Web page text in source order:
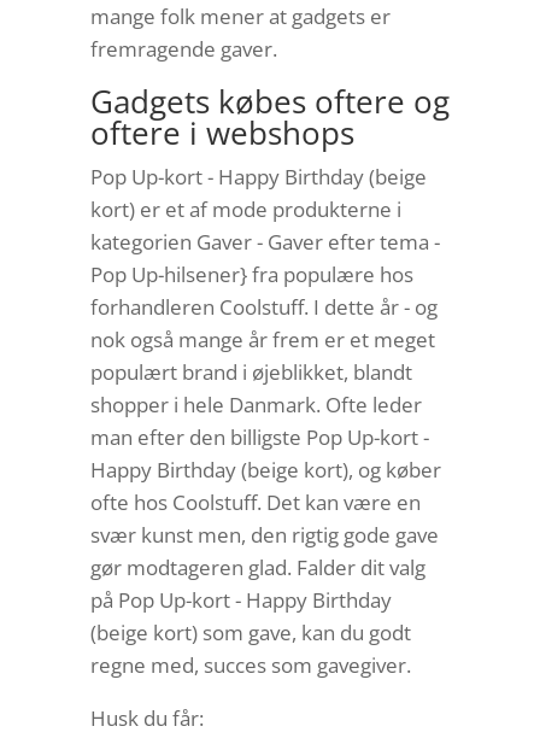
mange folk mener at gadgets er
fremragende gaver.
Gadgets købes oftere og
oftere i webshops
Pop Up-kort - Happy Birthday (beige
kort) er et af mode produkterne i
kategorien Gaver - Gaver efter tema -
Pop Up-hilsener} fra populære hos
forhandleren Coolstuff. I dette år - og
nok også mange år frem er et meget
populært brand i øjeblikket, blandt
shopper i hele Danmark. Ofte leder
man efter den billigste Pop Up-kort -
Happy Birthday (beige kort), og køber
ofte hos Coolstuff. Det kan være en
svær kunst men, den rigtig gode gave
gør modtageren glad. Falder dit valg
på Pop Up-kort - Happy Birthday
(beige kort) som gave, kan du godt
regne med, succes som gavegiver.
Husk du får: